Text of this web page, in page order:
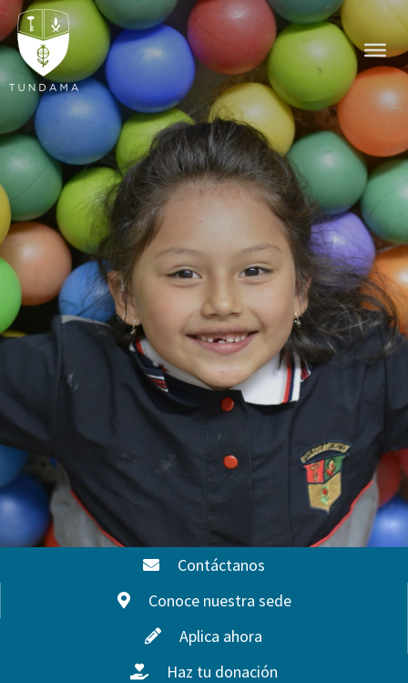
Contáctanos
Conoce nuestra sede
Aplica ahora
Haz tu donación